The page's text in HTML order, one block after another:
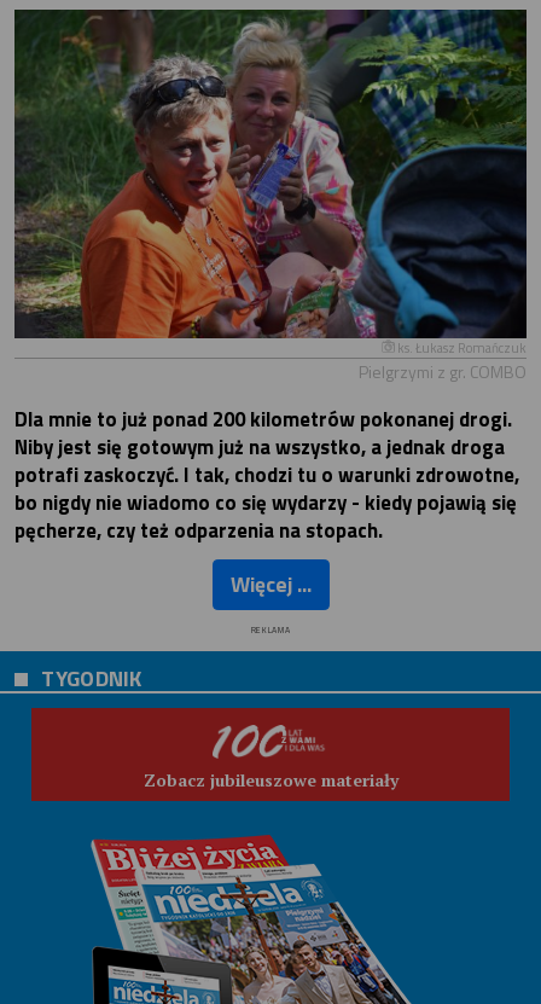
ks. Łukasz Romańczuk
Pielgrzymi z gr. COMBO
Dla mnie to już ponad 200 kilometrów pokonanej drogi.
Niby jest się gotowym już na wszystko, a jednak droga
potrafi zaskoczyć. I tak, chodzi tu o warunki zdrowotne,
bo nigdy nie wiadomo co się wydarzy - kiedy pojawią się
pęcherze, czy też odparzenia na stopach.
Więcej ...
REKLAMA
TYGODNIK
Zobacz jubileuszowe materiały